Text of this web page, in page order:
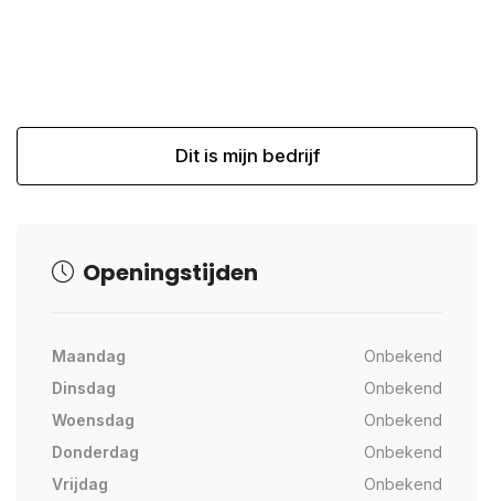
Dit is mijn bedrijf
Openingstijden
Maandag
Onbekend
Dinsdag
Onbekend
Woensdag
Onbekend
Donderdag
Onbekend
Vrijdag
Onbekend